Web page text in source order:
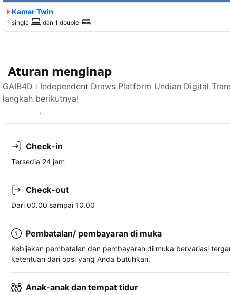
Kamar Twin
1 single dan 1 double
Aturan menginap
GAIB4D : Independent Draws Platform Undian Digital
langkah berikutnya!
Lihat ketersediaan
Check-in
Tersedia 24 jam
Check-out
Dari 00.00 sampai 10.00
Pembatalan/ pembayaran di muka
Kebijakan pembatalan dan pembayaran di muka bervariasi
ketentuan dari opsi yang Anda butuhkan.
Anak-anak dan tempat tidur